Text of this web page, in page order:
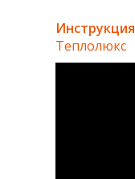
Инструкция
Теплолюкс